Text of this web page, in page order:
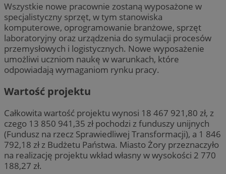
Wszystkie nowe pracownie zostaną wyposażone w
specjalistyczny sprzęt, w tym stanowiska
komputerowe, oprogramowanie branżowe, sprzęt
laboratoryjny oraz urządzenia do symulacji procesów
przemysłowych i logistycznych. Nowe wyposażenie
umożliwi uczniom naukę w warunkach, które
odpowiadają wymaganiom rynku pracy.
Wartość projektu
Całkowita wartość projektu wynosi 18 467 921,80 zł, z
czego 13 850 941,35 zł pochodzi z funduszy unijnych
(Fundusz na rzecz Sprawiedliwej Transformacji), a 1 846
792,18 zł z Budżetu Państwa. Miasto Żory przeznaczyło
na realizację projektu wkład własny w wysokości 2 770
188,27 zł.